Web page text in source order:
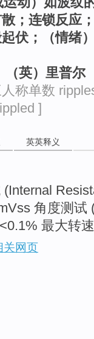
散；连锁反应
伏；（情绪
（英）里普尔
称单数
]
英英释义
角度测试
最大转
关网页